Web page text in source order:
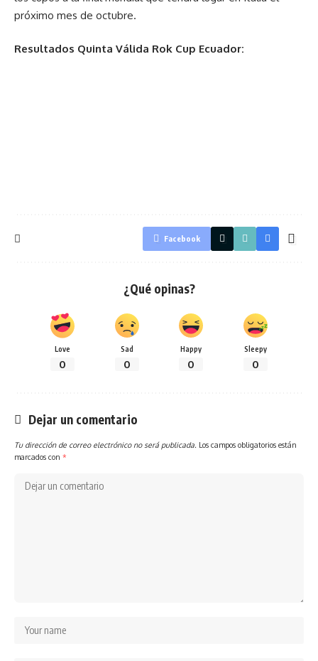
próximo mes de octubre.
Resultados Quinta Válida Rok Cup Ecuador:
Facebook
¿Qué opinas?
Love
0
Sad
0
Happy
0
Sleepy
0
Dejar un comentario
Tu dirección de correo electrónico no será publicada. Los campos obligatorios están
marcados con *